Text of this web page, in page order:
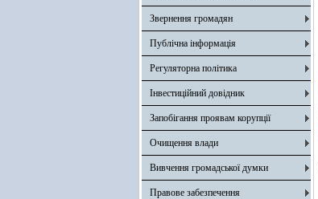
Звернення громадян
Публічна інформація
Регуляторна політика
Інвестиційний довідник
Запобігання проявам корупції
Очищення влади
Вивчення громадської думки
Правове забезпечення